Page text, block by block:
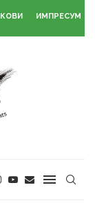
ИМПРЕСУМ